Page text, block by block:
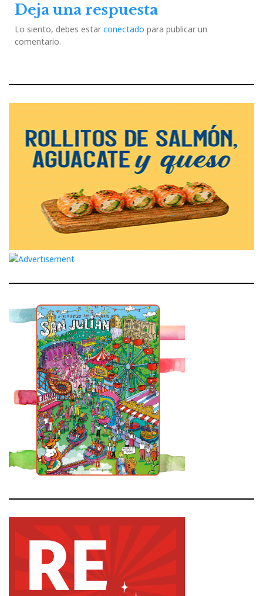
Deja una respuesta
Lo siento, debes estar conectado para publicar un
comentario.